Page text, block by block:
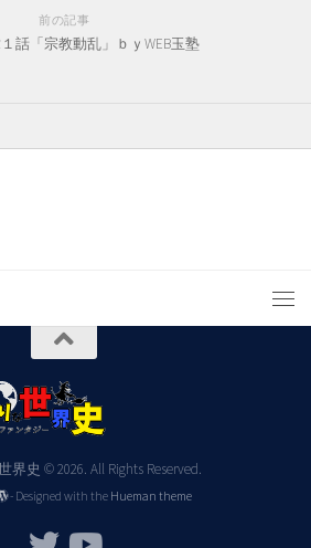
前の記事
話「宗教動乱」ｂｙWEB玉塾
界史 © 2026. All Rights Reserved.
- Designed with the Hueman theme